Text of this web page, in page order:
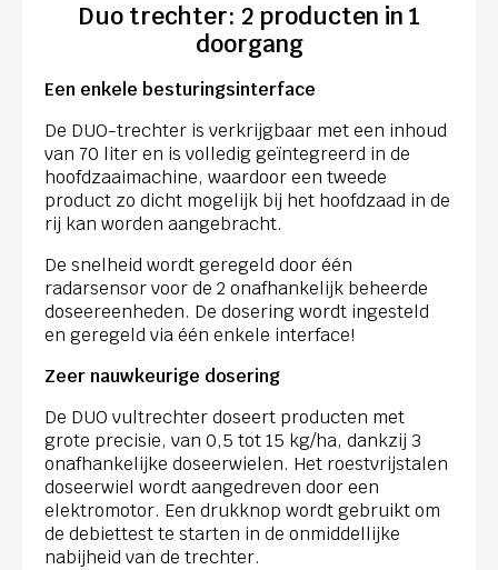
Duo trechter: 2 producten in 1
doorgang
Een enkele besturingsinterface
De DUO-trechter is verkrijgbaar met een inhoud
van 70 liter en is volledig geïntegreerd in de
hoofdzaaimachine, waardoor een tweede
product zo dicht mogelijk bij het hoofdzaad in de
rij kan worden aangebracht.
De snelheid wordt geregeld door één
radarsensor voor de 2 onafhankelijk beheerde
doseereenheden. De dosering wordt ingesteld
en geregeld via één enkele interface!
Zeer nauwkeurige dosering
De DUO vultrechter doseert producten met
grote precisie, van 0,5 tot 15 kg/ha, dankzij 3
onafhankelijke doseerwielen. Het roestvrijstalen
doseerwiel wordt aangedreven door een
elektromotor. Een drukknop wordt gebruikt om
de debiettest te starten in de onmiddellijke
nabijheid van de trechter.